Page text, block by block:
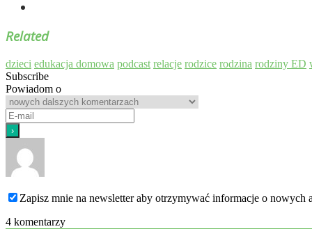
Related
dzieci edukacja domowa podcast relacje rodzice rodzina rodziny ED
Subscribe
Powiadom o
Zapisz mnie na newsletter aby otrzymywać informacje o nowych
4 komentarzy